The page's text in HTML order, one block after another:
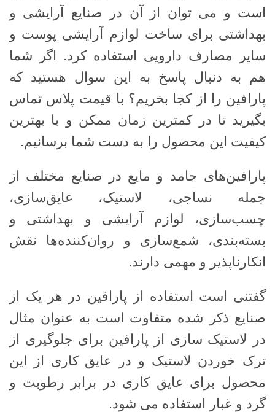
است و می توان از آن در صنایع آرایشی و
بهداشتی برای ساخت لوازم آرایشی پوست و
سایر مصارف دارویی استفاده کرد. اگر شما
هم به دنبال پاسخ به این سوال هستید که
پارافین را از کجا بخریم؟ با قیمت پلاس تماس
بگیرید تا در کمترین زمان ممکن و با بهترین
کیفیت این محصول را به دست شما برسانیم.
پارافین‌های جامد و مایع در صنایع مختلف از
جمله نساجی، لاستیک، عایق‌سازی،
چسب‌سازی، لوازم آرایشی و بهداشتی و
بسته‌بندی، شمع‌سازی و روان‌کننده‌ها نقش
انکارناپذیر و مهمی دارند.
گفتنی است استفاده از پارافین در هر یک از
صنایع ذکر شده متفاوت است به عنوان مثال
در لاستیک سازی از پارافین برای جلوگیری از
ترک خوردن لاستیک و در عایق کاری از این
محصول برای عایق کاری در برابر رطوبت و
گرد و غبار استفاده می شود.